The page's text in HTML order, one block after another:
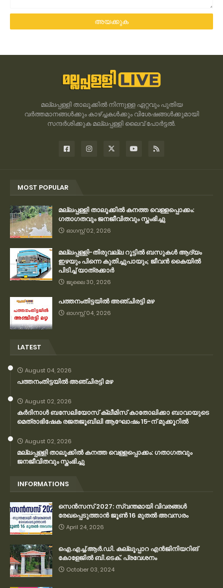
മല്ലപ്പള്ളി താലൂക്കിൽ നിന്നുള്ള ഏറ്റവും പുതിയ
വർത്തമാനങ്ങൾക്കും കാഴ്ച്ചകൾക്കും വിശേഷങ്ങൾക്കുമായി
സന്ദർശിക്കുക മല്ലപ്പള്ളി ലൈവ് പോർട്ടൽ.
MOST POPULAR
മല്ലപ്പള്ളി താലൂക്കിൽ കനത്ത വെള്ളപ്പൊക്കം:
ഗതാഗതവും ജനജീവിതവും സ്തംഭിച്ചു
ഓഗസ്റ്റ് 02, 2026
മല്ലപ്പള്ളി-തിരുവല്ല റൂട്ടിൽ ബസുകൾ ആദ്യം
ഇഴയും പിന്നെ കുതിച്ചുപായും; ജീവൻ കൈയിൽ
പിടിച്ച് യാത്രക്കാർ
ജൂലൈ 30, 2026
പത്തനംതിട്ടയിൽ അഞ്ചിരട്ടി മഴ
ഓഗസ്റ്റ് 04, 2026
LATEST
August 04, 2026
പത്തനംതിട്ടയിൽ അഞ്ചിരട്ടി മഴ
August 02, 2026
കര്‍ദിനാള്‍ ബസേലിയോസ് ക്ലീമിസ് കാതോലിക്കാ ബാവായുടെ
മെത്രാഭിഷേക രജതജൂബിലി ആഘോഷം 15-ന് മുക്കൂറില്‍
August 02, 2026
മല്ലപ്പള്ളി താലൂക്കിൽ കനത്ത വെള്ളപ്പൊക്കം: ഗതാഗതവും
ജനജീവിതവും സ്തംഭിച്ചു
INFORMATIONS
സെന്‍സസ് 2027: സ്വന്തമായി വിവരങ്ങള്‍
രേഖപ്പെടുത്താന്‍ ജൂണ്‍ 16 മുതല്‍ അവസരം
April 24, 2026
ഐ.എച്ച്.ആർ.ഡി. കല്ലൂപ്പാറ എൻജിനിയറിങ്
കോളേജിൽ ബി.ടെക്. പ്രവേശനം
October 03, 2024